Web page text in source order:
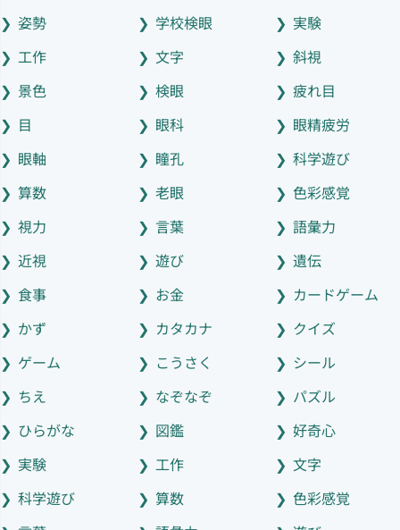
姿勢
学校検眼
実験
工作
文字
斜視
景色
検眼
疲れ目
目
眼科
眼精疲労
眼軸
瞳孔
科学遊び
算数
老眼
色彩感覚
視力
言葉
語彙力
近視
遊び
遺伝
食事
お金
カードゲーム
かず
カタカナ
クイズ
ゲーム
こうさく
シール
ちえ
なぞなぞ
パズル
ひらがな
図鑑
好奇心
実験
工作
文字
科学遊び
算数
色彩感覚